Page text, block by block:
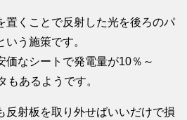
置くことで反射した光を後ろのパ
う施策です。
価なシートで発電量が10％～
もあるようです。
反射板を取り外せばいいだけで損